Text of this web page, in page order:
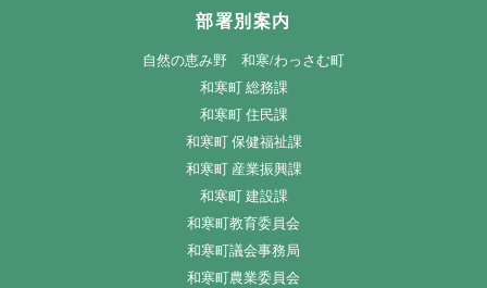
部署別案内
自然の恵み野 和寒/わっさむ町
和寒町 総務課
和寒町 住民課
和寒町 保健福祉課
和寒町 産業振興課
和寒町 建設課
和寒町教育委員会
和寒町議会事務局
和寒町農業委員会